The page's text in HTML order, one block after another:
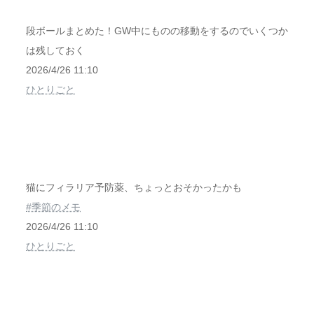
段ボールまとめた！GW中にものの移動をするのでいくつか
は残しておく
2026/4/26 11:10
ひとりごと
猫にフィラリア予防薬、ちょっとおそかったかも
#季節のメモ
2026/4/26 11:10
ひとりごと